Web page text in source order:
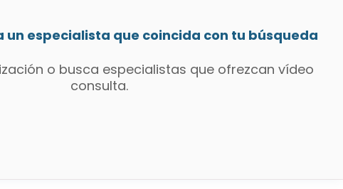
un especialista que coincida con tu búsqueda
o busca especialistas que ofrezcan vídeo
consulta.